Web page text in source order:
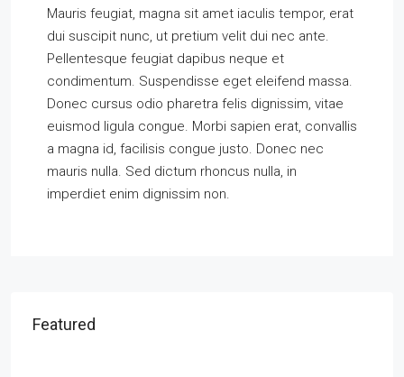
Mauris feugiat, magna sit amet iaculis tempor, erat
dui suscipit nunc, ut pretium velit dui nec ante.
Pellentesque feugiat dapibus neque et
condimentum. Suspendisse eget eleifend massa.
Donec cursus odio pharetra felis dignissim, vitae
euismod ligula congue. Morbi sapien erat, convallis
a magna id, facilisis congue justo. Donec nec
mauris nulla. Sed dictum rhoncus nulla, in
imperdiet enim dignissim non.
Featured